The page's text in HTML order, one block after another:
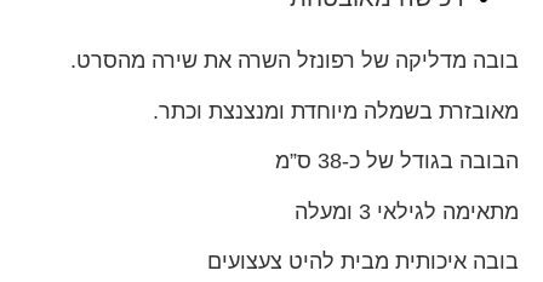
בובה מדליקה של רפונזל השרה את שירה מהסרט.
מאובזרת בשמלה מיוחדת ומנצנצת וכתר.
הבובה בגודל של כ-38 ס”מ
מתאימה לגילאי 3 ומעלה
בובה איכותית מבית להיט צעצועים